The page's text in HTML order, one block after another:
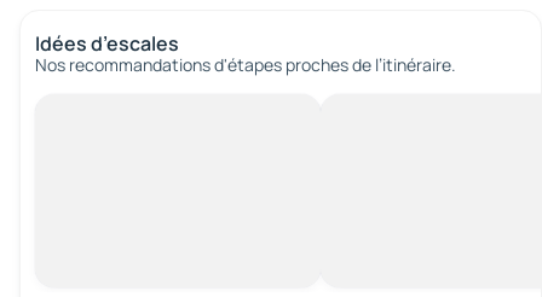
Idées d’escales
Nos recommandations d'étapes proches de l’itinéraire.